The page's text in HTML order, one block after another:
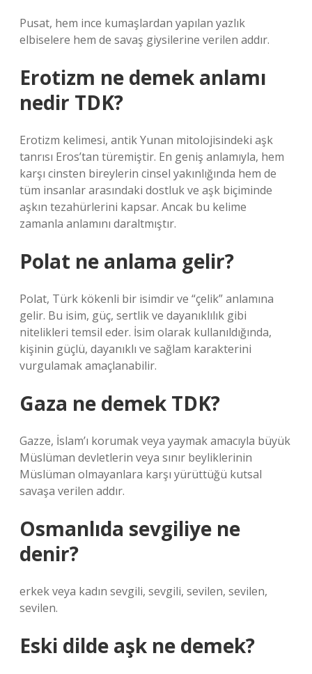
Pusat, hem ince kumaşlardan yapılan yazlık
elbiselere hem de savaş giysilerine verilen addır.
Erotizm ne demek anlamı
nedir TDK?
Erotizm kelimesi, antik Yunan mitolojisindeki aşk
tanrısı Eros’tan türemiştir. En geniş anlamıyla, hem
karşı cinsten bireylerin cinsel yakınlığında hem de
tüm insanlar arasındaki dostluk ve aşk biçiminde
aşkın tezahürlerini kapsar. Ancak bu kelime
zamanla anlamını daraltmıştır.
Polat ne anlama gelir?
Polat, Türk kökenli bir isimdir ve “çelik” anlamına
gelir. Bu isim, güç, sertlik ve dayanıklılık gibi
nitelikleri temsil eder. İsim olarak kullanıldığında,
kişinin güçlü, dayanıklı ve sağlam karakterini
vurgulamak amaçlanabilir.
Gaza ne demek TDK?
Gazze, İslam’ı korumak veya yaymak amacıyla büyük
Müslüman devletlerin veya sınır beyliklerinin
Müslüman olmayanlara karşı yürüttüğü kutsal
savaşa verilen addır.
Osmanlıda sevgiliye ne
denir?
erkek veya kadın sevgili, sevgili, sevilen, sevilen,
sevilen.
Eski dilde aşk ne demek?